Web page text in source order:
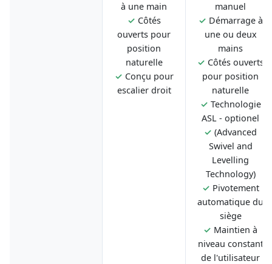
à une main
✓ Côtés
ouverts pour
position
naturelle
✓ Conçu pour
escalier droit
manuel
✓ Démarrage à
une ou deux
mains
✓ Côtés ouverts
pour position
naturelle
✓ Technologie
ASL - optionel
✓ (Advanced
Swivel and
Levelling
Technology)
✓ Pivotement
automatique du
siège
✓ Maintien à
niveau constant
de l'utilisateur